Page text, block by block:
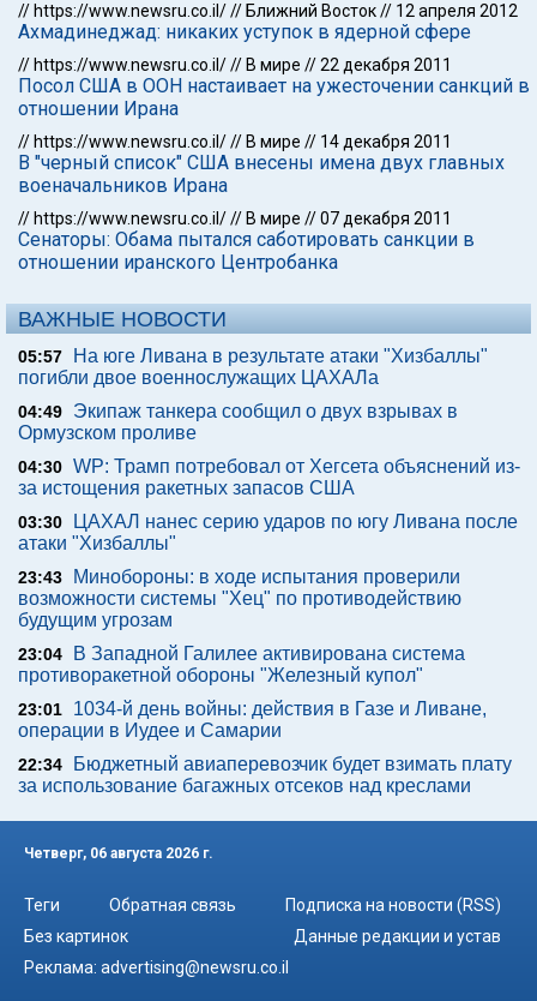
// https://www.newsru.co.il/// Ближний Восток// 12 апреля 2012
Ахмадинеджад: никаких уступок в ядерной сфере
// https://www.newsru.co.il/// В мире //22 декабря 2011
Посол США в ООН настаивает на ужесточении санкций в
отношении Ирана
// https://www.newsru.co.il/// В мире // 14 декабря 2011
В "черный список" США внесены имена двух главных
военачальников Ирана
// https://www.newsru.co.il/// В мире //07 декабря 2011
Сенаторы: Обама пытался саботировать санкции в
отношении иранского Центробанка
ВАЖНЫЕ НОВОСТИ
05:57
На юге Ливана в результате атаки "Хизбаллы"
погибли двое военнослужащих ЦАХАЛа
04:49
Экипаж танкера сообщил о двух взрывах в
Ормузском проливе
04:30 WP: Трамп потребовал от Хегсета объяснений из-
за истощения ракетных запасов США
03:30
ЦАХАЛ нанес серию ударов по югу Ливана после
атаки "Хизбаллы"
23:43
Минобороны: в ходе испытания проверили
возможности системы "Хец" по противодействию
будущим угрозам
23:04
В Западной Галилее активирована система
противоракетной обороны "Железный купол"
23:01
1034-й день войны: действия в Газе и Ливане,
операции в Иудее и Самарии
22:34
Бюджетный авиаперевозчик будет взимать плату
за использование багажных отсеков над креслами
Четверг, 06 августа 2026 г.
Теги Обратная связь
Подписка на новости (RSS)
Без картинок
Данные редакции и устав
Реклама: advertising@newsru.co.il